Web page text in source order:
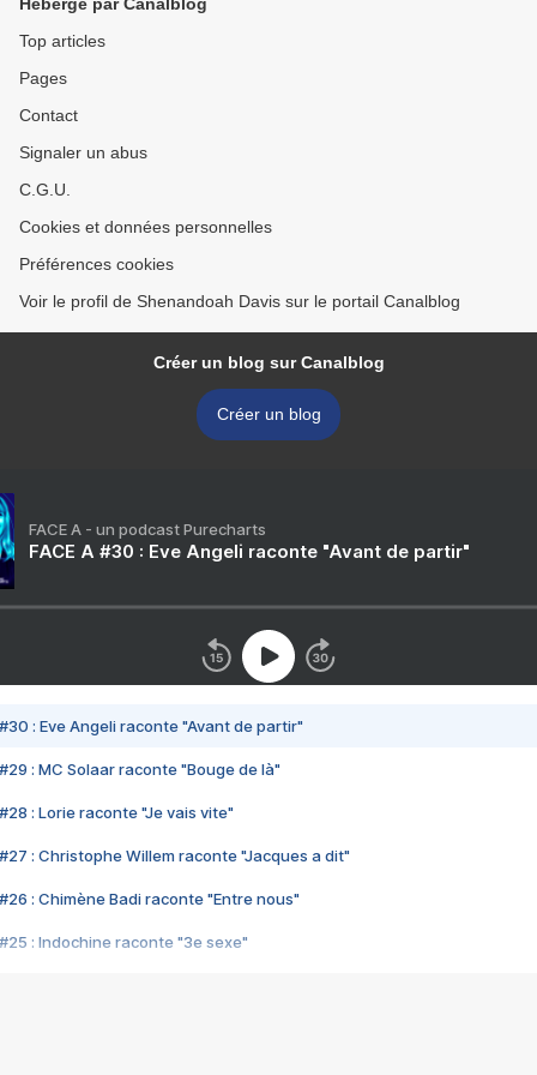
Top articles
Pages
Contact
Signaler un abus
C.G.U.
Cookies et données personnelles
Préférences cookies
Voir le profil de Shenandoah Davis sur le portail Canalblog
Créer un blog sur Canalblog
Créer un blog
FACE A - un podcast Purecharts
FACE A #30 : Eve Angeli raconte "Avant de partir"
#30 : Eve Angeli raconte "Avant de partir"
#29 : MC Solaar raconte "Bouge de là"
#28 : Lorie raconte "Je vais vite"
#27 : Christophe Willem raconte "Jacques a dit"
#26 : Chimène Badi raconte "Entre nous"
#25 : Indochine raconte "3e sexe"